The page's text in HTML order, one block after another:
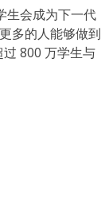
生会成为下一代
多的人能够做到
800 万学生与